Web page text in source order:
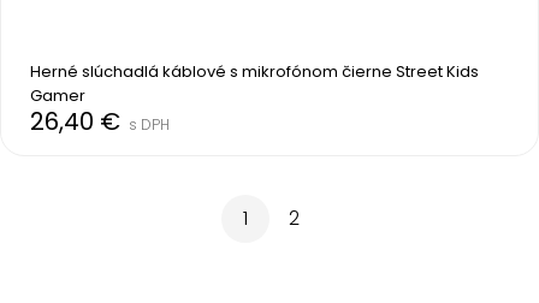
Herné slúchadlá káblové s mikrofónom čierne Street Kids
Gamer
26,40 € s DPH
1 2